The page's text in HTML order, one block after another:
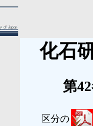
化石
第42巻
区分の